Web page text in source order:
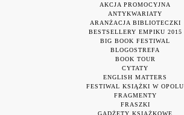
AKCJA PROMOCYJNA
ANTYKWARIATY
ARANŻACJA BIBLIOTECZKI
BESTSELLERY EMPIKU 2015
BIG BOOK FESTIWAL
BLOGOSTREFA
BOOK TOUR
CYTATY
ENGLISH MATTERS
FESTIWAL KSIĄŻKI W OPOLU
FRAGMENTY
FRASZKI
GADŻETY KSIĄŻKOWE